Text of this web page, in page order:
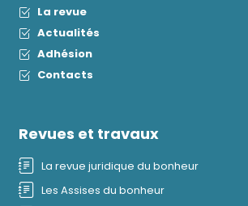
La revue
Actualités
Adhésion
Contacts
Revues et travaux
La revue juridique du bonheur
Les Assises du bonheur